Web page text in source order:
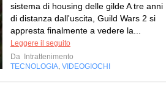
sistema di housing delle gilde A tre anni
di distanza dall'uscita, Guild Wars 2 si
appresta finalmente a vedere la...
Leggere il seguito
Da
Intrattenimento
TECNOLOGIA VIDEOGIOCHI